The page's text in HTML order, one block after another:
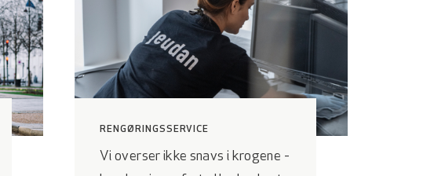
RENGØRINGSSERVICE
Vi overser ikke snavs i krogene -